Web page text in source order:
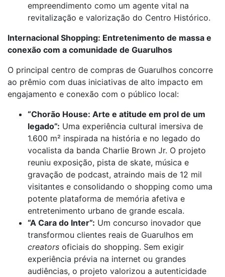
empreendimento como um agente vital na
revitalização e valorização do Centro Histórico.
Internacional Shopping: Entretenimento de massa e
conexão com a comunidade de Guarulhos
O principal centro de compras de Guarulhos concorre
ao prêmio com duas iniciativas de alto impacto em
engajamento e conexão com o público local:
“Chorão House: Arte e atitude em prol de um
legado”: Uma experiência cultural imersiva de
1.600 m² inspirada na história e no legado do
vocalista da banda Charlie Brown Jr. O projeto
reuniu exposição, pista de skate, música e
gravação de podcast, atraindo mais de 12 mil
visitantes e consolidando o shopping como uma
potente plataforma de memória afetiva e
entretenimento urbano de grande escala.
“A Cara do Inter”: Um concurso inovador que
transformou clientes reais de Guarulhos em
creators oficiais do shopping. Sem exigir
experiência prévia na internet ou grandes
audiências, o projeto valorizou a autenticidade